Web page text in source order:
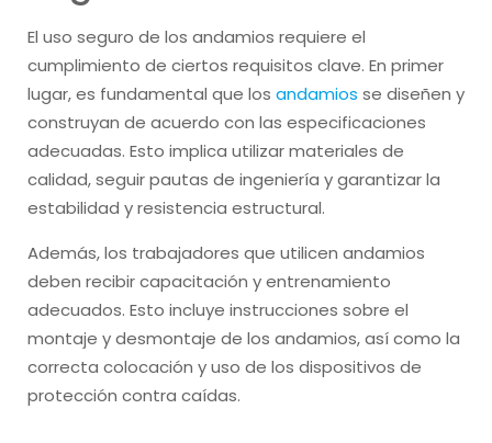
El uso seguro de los andamios requiere el
cumplimiento de ciertos requisitos clave. En primer
lugar, es fundamental que los andamios se diseñen y
construyan de acuerdo con las especificaciones
adecuadas. Esto implica utilizar materiales de
calidad, seguir pautas de ingeniería y garantizar la
estabilidad y resistencia estructural.
Además, los trabajadores que utilicen andamios
deben recibir capacitación y entrenamiento
adecuados. Esto incluye instrucciones sobre el
montaje y desmontaje de los andamios, así como la
correcta colocación y uso de los dispositivos de
protección contra caídas.